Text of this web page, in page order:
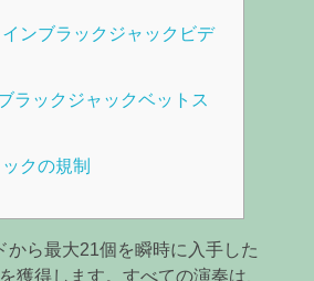
ンブラックジャックビデ
ラックジャックベットス
クの規制
から最大21個を瞬時に入手した
獲得します。すべての演奏は、